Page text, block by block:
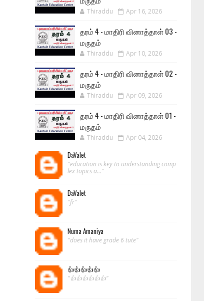
Thiraddu Apr 16, 2026
தரம் 4 - மாதிரி வினாத்தாள் 03 -
மருதம்
Thiraddu Apr 10, 2026
தரம் 4 - மாதிரி வினாத்தாள் 02 -
மருதம்
Thiraddu Apr 09, 2026
தரம் 4 - மாதிரி வினாத்தாள் 01 -
மருதம்
Thiraddu Apr 04, 2026
DaValet
"education is key to understanding comp
lex topics a..."
DaValet
"fr"
Numa Amaniya
"does it have grade 6 tute"
👍👍👍👍👍
"👍👍👍👍👍👍"